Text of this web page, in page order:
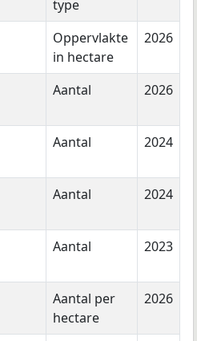
type
Oppervlakte
in hectare
2026
Aantal 2026
Aantal 2024
Aantal 2024
Aantal 2023
Aantal per
hectare
2026